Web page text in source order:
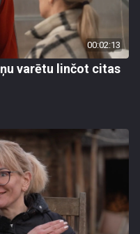
00:02:13
varētu linčot citas